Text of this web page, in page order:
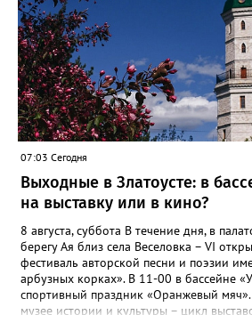
07:03 Сегодня
Выходные в Златоусте: в
на выставку или в кино?
8 августа, суббота В течение дня, в
берегу Ая близ села Веселовка – VI
фестиваль авторской песни и поэзии
арбузных корках». В 11-00 в бассейне
спортивный праздник «Оранжевый
музее истории и культуры – цикл